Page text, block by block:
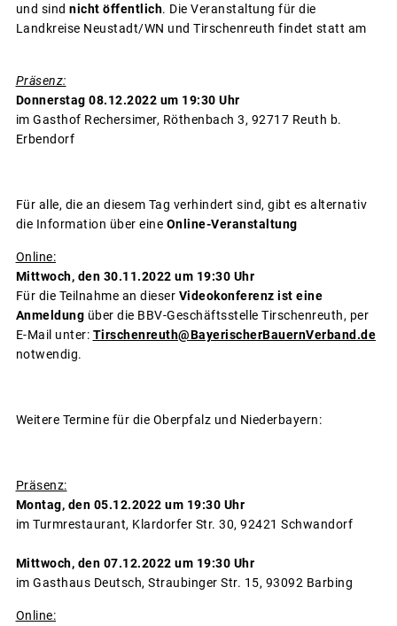
und sind nicht öffentlich. Die Veranstaltung für die
Landkreise Neustadt/WN und Tirschenreuth findet statt am
Präsenz:
Donnerstag 08.12.2022 um 19:30 Uhr
im Gasthof Rechersimer, Röthenbach 3, 92717 Reuth b.
Erbendorf
Für alle, die an diesem Tag verhindert sind, gibt es alternativ
die Information über eine Online-Veranstaltung
Online:
Mittwoch, den 30.11.2022 um 19:30 Uhr
Für die Teilnahme an dieser Videokonferenz ist eine
Anmeldung über die BBV-Geschäftsstelle Tirschenreuth, per
E-Mail unter: Tirschenreuth@BayerischerBauernVerband.de
notwendig.
Weitere Termine für die Oberpfalz und Niederbayern:
Präsenz:
Montag, den 05.12.2022 um 19:30 Uhr
im Turmrestaurant, Klardorfer Str. 30, 92421 Schwandorf
Mittwoch, den 07.12.2022 um 19:30 Uhr
im Gasthaus Deutsch, Straubinger Str. 15, 93092 Barbing
Online: